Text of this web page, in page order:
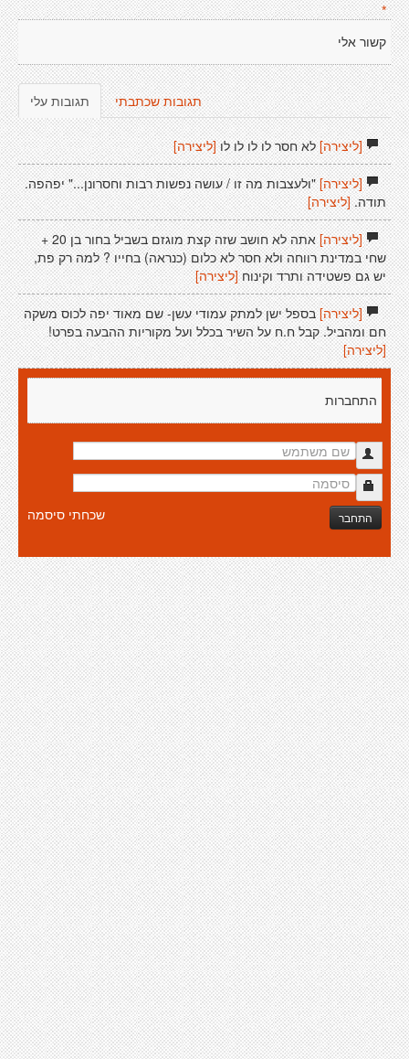
*
קשור אלי
תגובות עלי תגובות שכתבתי
[ליצירה]לא חסר לו לו לו לו[ליצירה]
[ליצירה]"ולעצבות מה זו / עושה נפשות רבות וחסרונן..." יפהפה.
תודה. [ליצירה]
[ליצירה]
אתה לא חושב שזה קצת מוגזם בשביל בחור בן 20 +
שחי במדינת רווחה ולא חסר לא כלום (כנראה) בחייו ? למה רק פת,
יש גם פשטידה ותרד וקינוח [ליצירה]
[ליצירה]בספל ישן למתק עמודי עשן- שם מאוד יפה לכוס משקה
חם ומהביל. קבל ח.ח על השיר בכלל ועל מקוריות ההבעה בפרט!
[ליצירה]
התחברות
התחבר שכחתי סיסמה